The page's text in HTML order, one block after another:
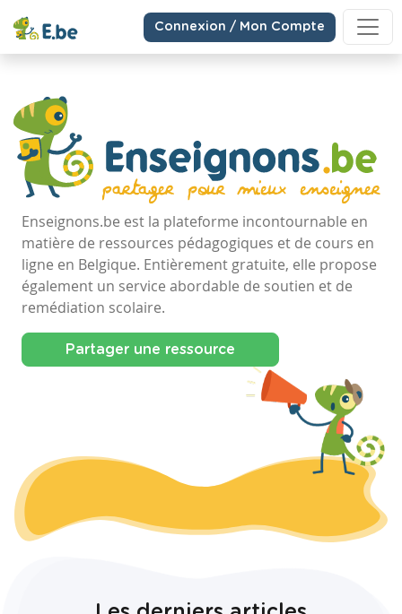
Connexion / Mon Compte
Enseignons.be est la plateforme incontournable en
matière de ressources pédagogiques et de cours en
ligne en Belgique. Entièrement gratuite, elle propose
également un service abordable de soutien et de
remédiation scolaire.
Partager une ressource